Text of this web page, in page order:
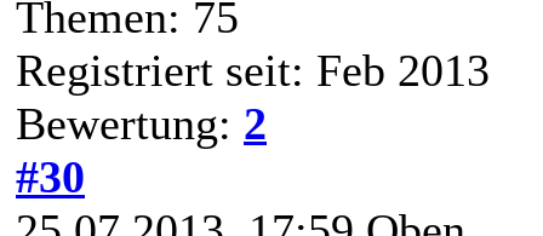
Themen: 75
Registriert seit: Feb 2013
Bewertung: 2
#30